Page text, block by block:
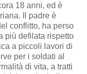
18 anni, ed è
Il padre è
conflitto, ha perso
più defilata rispetto
a piccoli lavori di
per i soldati al
di vita, a tratti